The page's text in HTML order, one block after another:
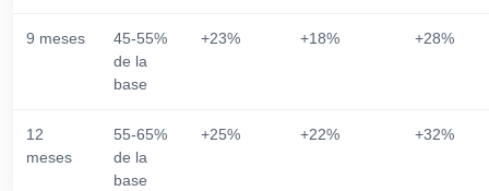
9 meses
45-55%
de la
base
+23% +18% +28%
12
meses
55-65%
de la
base
+25% +22% +32%